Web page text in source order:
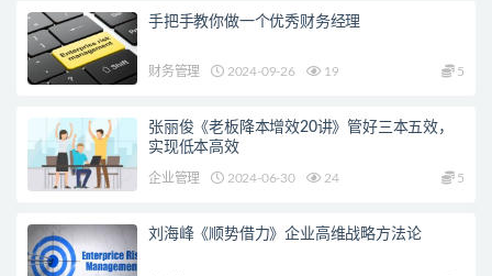
手把手教你做一个优秀财务经理
财务管理 2024-09-26 19 5
张丽俊《老板降本增效20讲》管好三本五效，
实现低本高效
企业管理 2024-06-30 24 5
刘海峰《顺势借力》企业高维战略方法论